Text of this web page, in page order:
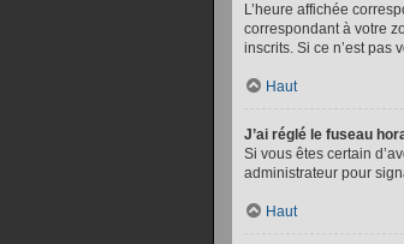
L’heure affichée
correspondant à votre
inscrits. Si ce n’est pas
Haut
J’ai réglé le fuseau
Si vous êtes certain
administrateur pour
Haut